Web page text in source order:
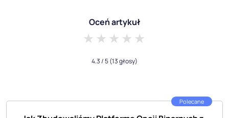
Oceń artykuł
4 stars
3 stars
2 stars
1 star
4.3/ 5(13 głosy)
Polecane